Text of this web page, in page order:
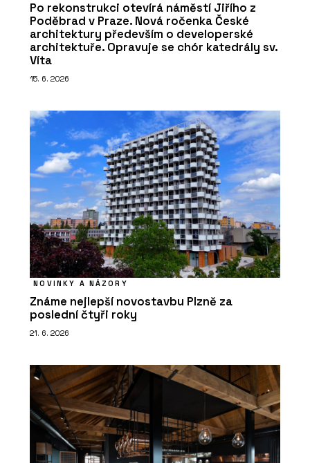
Po rekonstrukci otevírá náměstí Jiřího z
Poděbrad v Praze. Nová ročenka České
architektury především o developerské
architektuře. Opravuje se chór katedrály sv.
Víta
15. 6. 2026
NOVINKY A NÁZORY
Známe nejlepší novostavbu Plzně za
poslední čtyři roky
21. 6. 2026